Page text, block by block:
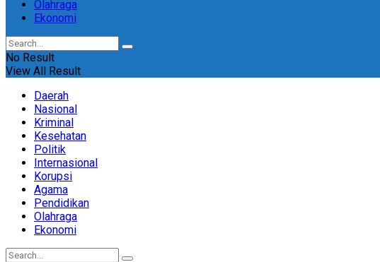
Olahraga
Ekonomi
No Result
View All Result
Daerah
Nasional
Kriminal
Kesehatan
Politik
Internasional
Korupsi
Agama
Pendidikan
Olahraga
Ekonomi